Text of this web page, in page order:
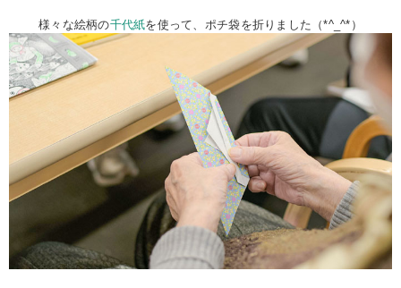
様々な絵柄の千代紙を使って、ポチ袋を折りました（*^_^*）